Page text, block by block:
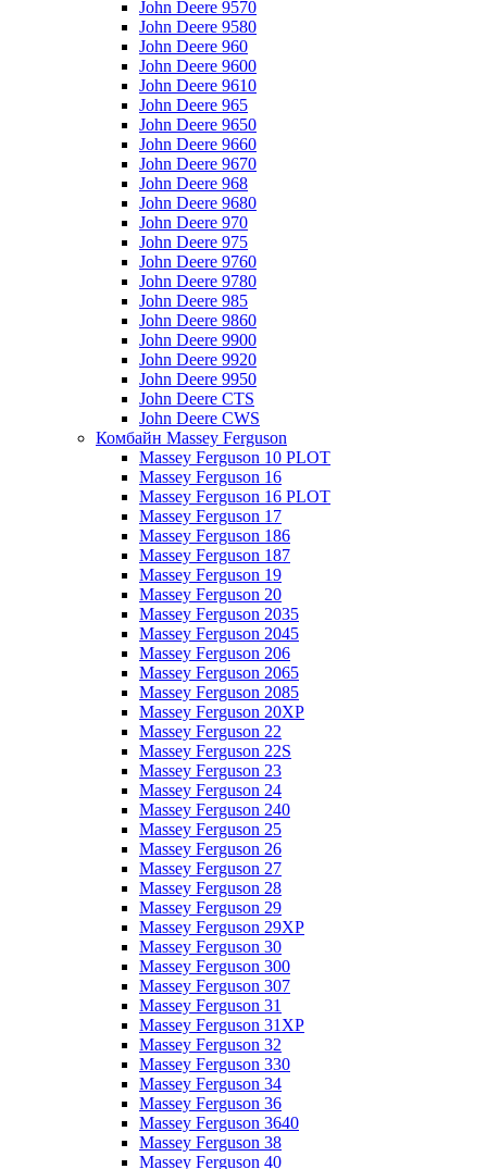
John Deere 9570
John Deere 9580
John Deere 960
John Deere 9600
John Deere 9610
John Deere 965
John Deere 9650
John Deere 9660
John Deere 9670
John Deere 968
John Deere 9680
John Deere 970
John Deere 975
John Deere 9760
John Deere 9780
John Deere 985
John Deere 9860
John Deere 9900
John Deere 9920
John Deere 9950
John Deere CTS
John Deere CWS
Комбайн Massey Ferguson
Massey Ferguson 10 PLOT
Massey Ferguson 16
Massey Ferguson 16 PLOT
Massey Ferguson 17
Massey Ferguson 186
Massey Ferguson 187
Massey Ferguson 19
Massey Ferguson 20
Massey Ferguson 2035
Massey Ferguson 2045
Massey Ferguson 206
Massey Ferguson 2065
Massey Ferguson 2085
Massey Ferguson 20XP
Massey Ferguson 22
Massey Ferguson 22S
Massey Ferguson 23
Massey Ferguson 24
Massey Ferguson 240
Massey Ferguson 25
Massey Ferguson 26
Massey Ferguson 27
Massey Ferguson 28
Massey Ferguson 29
Massey Ferguson 29XP
Massey Ferguson 30
Massey Ferguson 300
Massey Ferguson 307
Massey Ferguson 31
Massey Ferguson 31XP
Massey Ferguson 32
Massey Ferguson 330
Massey Ferguson 34
Massey Ferguson 36
Massey Ferguson 3640
Massey Ferguson 38
Massey Ferguson 40